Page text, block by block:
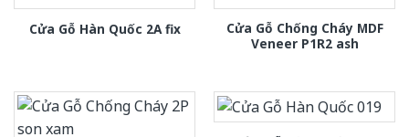
Cửa Gỗ Hàn Quốc 2A fix
Cửa Gỗ Chống Cháy MDF
Veneer P1R2 ash